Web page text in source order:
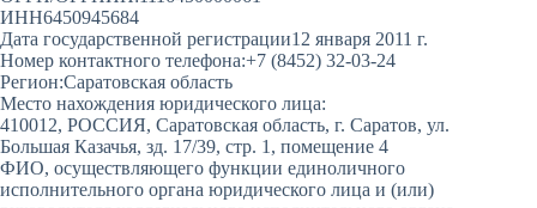
ИНН6450945684
Дата государственной регистрации12 января 2011 г.
Номер контактного телефона:+7 (8452) 32-03-24
Регион:Саратовская область
Место нахождения юридического лица:
410012, РОССИЯ, Саратовская область, г. Саратов, ул.
Большая Казачья, зд. 17/39, стр. 1, помещение 4
ФИО, осуществляющего функции единоличного
исполнительного органа юридического лица и (или)